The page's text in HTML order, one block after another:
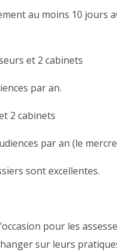
au moins 10 jours
et 2 cabinets
par an.
2 cabinets
par an (le
sont excellentes.
pour les
sur leurs